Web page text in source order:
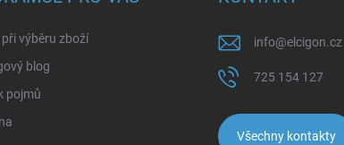
při výběru zboží
blog
pojmů
info@elcigon.cz
725 154 127
Všechny kontakty